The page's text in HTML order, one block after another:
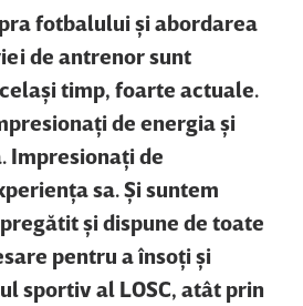
fotbalului şi abordarea
de antrenor sunt
timp, foarte actuale.
de energia şi
Impresionaţi de
sa. Şi suntem
şi dispune de toate
pentru a însoţi şi
sportiv al LOSC, atât prin